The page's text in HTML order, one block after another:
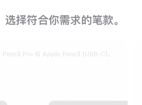
选择符合你需求的笔款。